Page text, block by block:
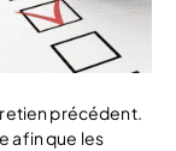
précédent.
afin que les